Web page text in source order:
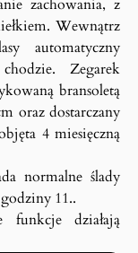
zachowania, z
Wewnątrz
automatyczny
Zegarek
bransoletą
oraz dostarczany
4 miesięczną
normalne ślady
11..
działają